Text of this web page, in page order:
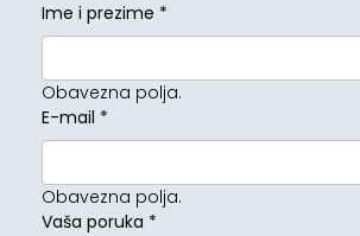
Ime i prezime *
Obavezna polja.
E-mail *
Obavezna polja.
Vaša poruka *